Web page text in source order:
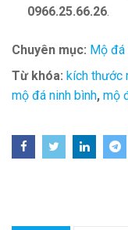
0966.25.66.26
Chuyên mục: Mộ đá
Từ khóa: kích thước
mộ đá ninh bình, mộ